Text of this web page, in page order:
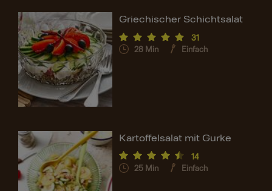
Griechischer Schichtsalat
31
28 Min Einfach
Kartoffelsalat mit Gurke
14
25 Min Einfach